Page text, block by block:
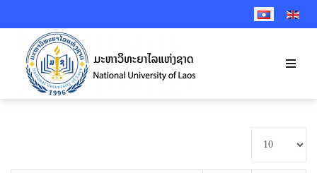
SELECT YOUR